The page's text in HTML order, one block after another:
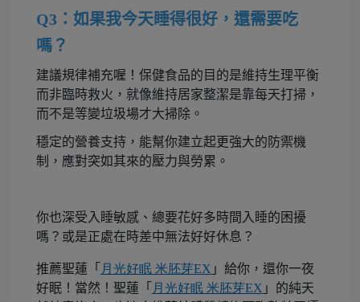
Q3：如果我今天睡得很好，還需要吃
嗎？
建議規律補充喔！ 保健食品的目的是維持生理平衡
而非臨時救火， 就像維持居家整潔是靠每天打掃，
而不是等變垃圾場才大掃除。
穩定的營養支持，能幫你建立起更強大的防禦機
制，應對突如其來的壓力與勞累。
你也深受入睡敏感、總要花好多時間入睡的困擾
嗎？或是正處在時差中無法好好休息？
推薦聖蓮「 月光好眠 米胚芽EX 」給你，還你一夜
好眠！當然！聖蓮「 月光好眠 米胚芽EX 」的純天